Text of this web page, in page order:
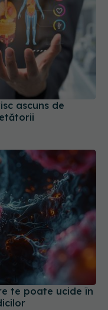
ascuns de
te poate ucide în